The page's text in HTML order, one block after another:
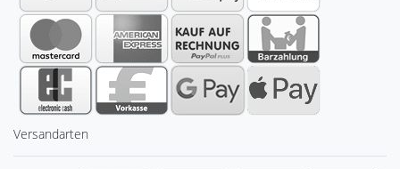
Versandarten